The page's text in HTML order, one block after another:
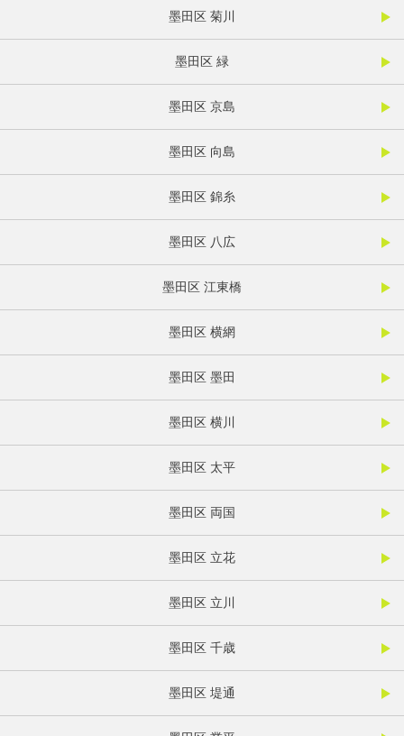
墨田区 菊川
墨田区 緑
墨田区 京島
墨田区 向島
墨田区 錦糸
墨田区 八広
墨田区 江東橋
墨田区 横網
墨田区 墨田
墨田区 横川
墨田区 太平
墨田区 両国
墨田区 立花
墨田区 立川
墨田区 千歳
墨田区 堤通